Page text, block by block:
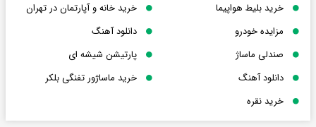
خرید بلیط هواپیما
خرید خانه و آپارتمان در تهران
مزایده خودرو
دانلود آهنگ
صندلی ماساژ
پارتیشن شیشه ای
دانلود آهنگ
خرید ماساژور تفنگی بلکر
خرید نقره